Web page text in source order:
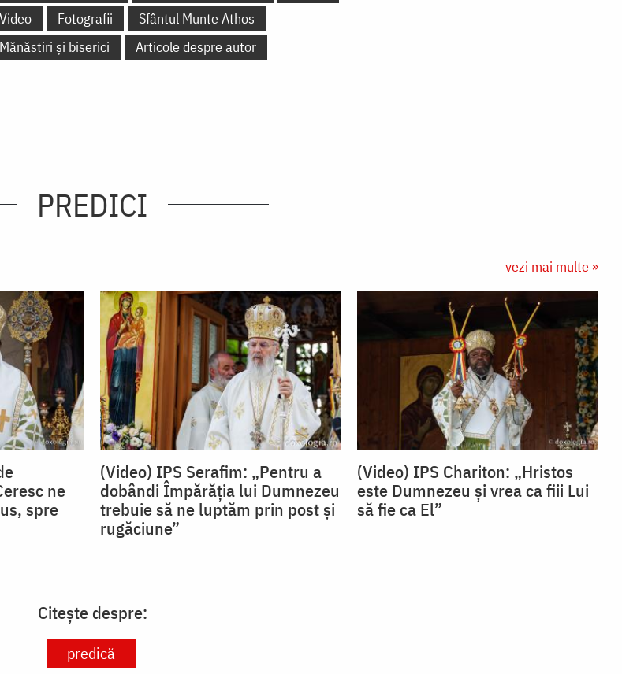
Video
Fotografii
Sfântul Munte Athos
Mănăstiri și biserici
Articole despre autor
PREDICI
vezi mai multe »
ne
spre
(Video) IPS Serafim: „Pentru a
dobândi Împărăția lui Dumnezeu
trebuie să ne luptăm prin post și
rugăciune”
(Video) IPS Chariton: „Hristos
este Dumnezeu și vrea ca fiii Lui
să fie ca El”
Citește despre:
predică